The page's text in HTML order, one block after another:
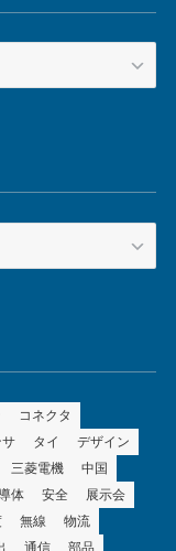
コネクタ
サ タイ
デザイン
三菱電機
中国
体 安全
展示会
無線
物流
通信 部品